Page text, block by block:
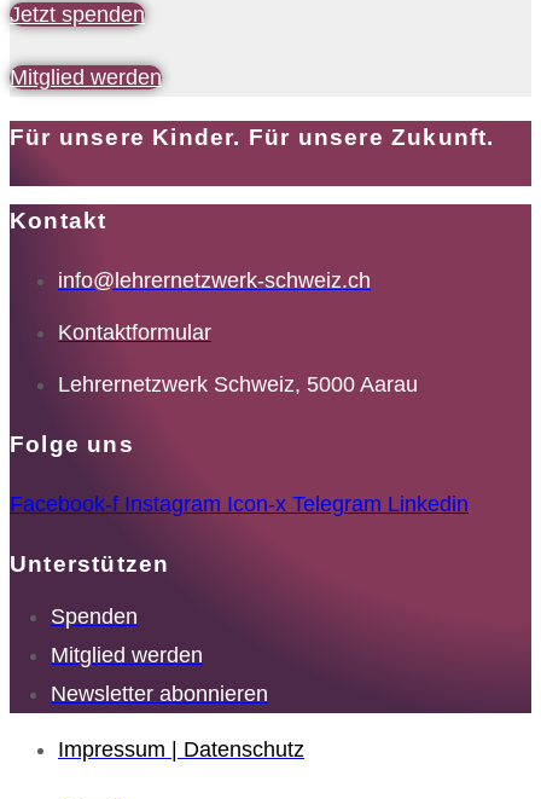
Jetzt spenden
Mitglied werden
Für unsere Kinder. Für unsere Zukunft.
Kontakt
info@lehrernetzwerk-schweiz.ch
Kontaktformular
Lehrernetzwerk Schweiz, 5000 Aarau
Folge uns
Facebook-f Instagram Icon-x Telegram Linkedin
Unterstützen
Spenden
Mitglied werden
Newsletter abonnieren
Impressum | Datenschutz